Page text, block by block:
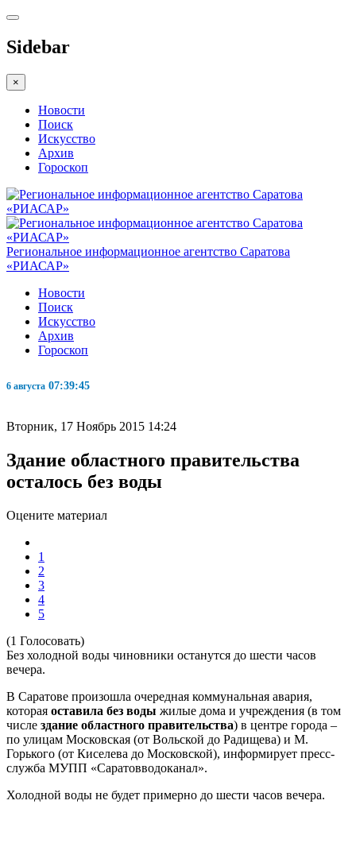
Sidebar
×
Новости
Поиск
Искусство
Архив
Гороскоп
Региональное информационное агентство Саратова
«РИАСАР»
Новости
Поиск
Искусство
Архив
Гороскоп
6 августа 07:39:46
Вторник, 17 Ноябрь 2015 14:24
Здание областного правительства
осталось без воды
Оцените материал
1
2
3
4
5
(1 Голосовать)
Без холодной воды чиновники останутся до шести часов
вечера.
В Саратове произошла очередная коммунальная авария,
которая оставила без воды жилые дома и учреждения (в том
числе здание областного правительства) в центре города –
по улицам Московская (от Вольской до Радищева) и М.
Горького (от Киселева до Московской), информирует пресс-
служба МУПП «Саратовводоканал».
Холодной воды не будет примерно до шести часов вечера.